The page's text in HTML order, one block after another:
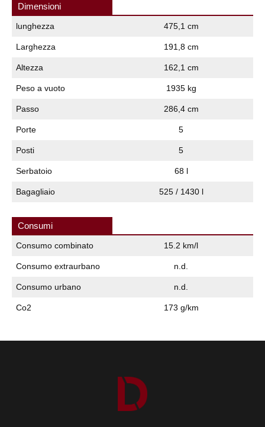
Dimensioni
lunghezza 475,1 cm
Larghezza 191,8 cm
Altezza 162,1 cm
Peso a vuoto 1935 kg
Passo 286,4 cm
Porte 5
Posti 5
Serbatoio 68 l
Bagagliaio 525 / 1430 l
Consumi
Consumo combinato 15.2 km/l
Consumo extraurbano n.d.
Consumo urbano n.d.
Co2 173 g/km